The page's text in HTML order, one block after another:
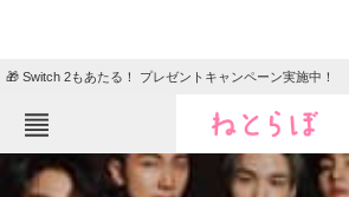
🎁 Switch 2もあたる！ プレゼントキャンペーン実施中！
ねとらぼメニュー